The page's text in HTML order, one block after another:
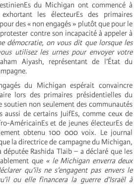
du Michigan ont commencé à
les électeurEs des primaires
des « non engagés » plutôt que pour le
contre son incapacité à appeler à
démocratie, on vous dit que lorsque les
utilisez les urnes pour envoyer votre
Aiyash, représentant de l’État du
du Michigan espérait convaincre
lors des primaires présidentielles du
soutien non seulement des communautés
aussi de certains JuifEs, comme ceux de
AméricainEs et de jeunes électeurEs de
obtenu 100 000 voix. Le journal
la directrice de campagne du Michigan,
Rashida Tlaib – a déclaré que les
que « le Michigan enverra deux
qu’ils ne s’engagent pas envers le
ou elle financera la guerre d’Israël à